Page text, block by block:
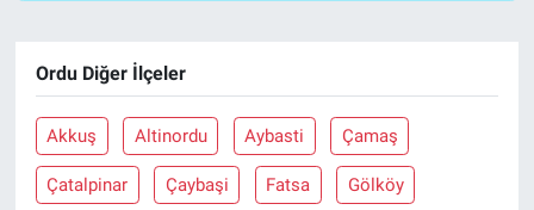
Ordu Diğer İlçeler
Akkuş Altinordu Aybasti Çamaş
Çatalpinar Çaybaşi Fatsa Gölköy